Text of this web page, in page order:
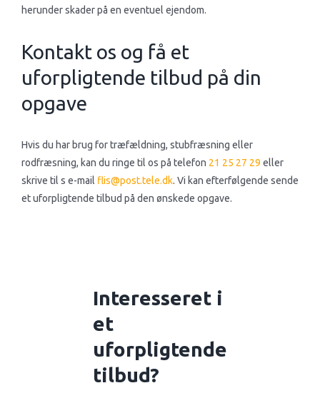
herunder skader på en eventuel ejendom.​
Kontakt os og få et
uforpligtende tilbud på din
opgave
Hvis du har brug for træfældning, stubfræsning eller
rodfræsning, kan du ringe til os på telefon 21 25 27 29 eller
skrive til s e-mail flis@post.tele.dk. Vi kan efterfølgende sende
et uforpligtende tilbud på den ønskede opgave.​
Interesseret i
et
uforpligtende
tilbud?